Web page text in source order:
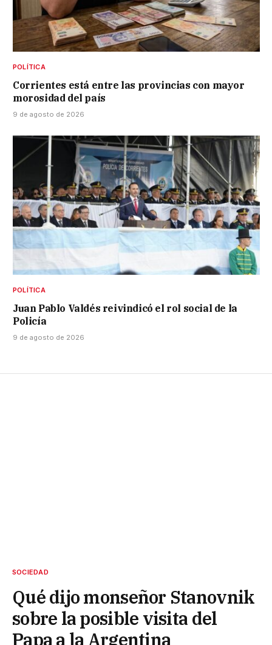
POLÍTICA
Corrientes está entre las provincias con mayor
morosidad del país
9 de agosto de 2026
POLÍTICA
Juan Pablo Valdés reivindicó el rol social de la
Policía
9 de agosto de 2026
SOCIEDAD
Qué dijo monseñor Stanovnik
sobre la posible visita del
Papa a la Argentina